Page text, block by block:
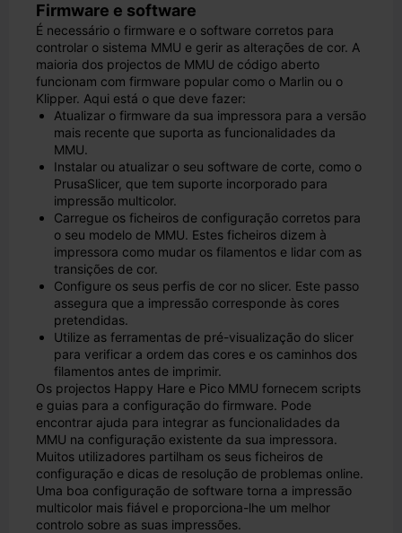
Firmware e software
É necessário o firmware e o software corretos para
controlar o sistema MMU e gerir as alterações de cor. A
maioria dos projectos de MMU de código aberto
funcionam com firmware popular como o Marlin ou o
Klipper. Aqui está o que deve fazer:
Atualizar o firmware da sua impressora para a versão
mais recente que suporta as funcionalidades da
MMU.
Instalar ou atualizar o seu software de corte, como o
PrusaSlicer, que tem suporte incorporado para
impressão multicolor.
Carregue os ficheiros de configuração corretos para
o seu modelo de MMU. Estes ficheiros dizem à
impressora como mudar os filamentos e lidar com as
transições de cor.
Configure os seus perfis de cor no slicer. Este passo
assegura que a impressão corresponde às cores
pretendidas.
Utilize as ferramentas de pré-visualização do slicer
para verificar a ordem das cores e os caminhos dos
filamentos antes de imprimir.
Os projectos Happy Hare e Pico MMU fornecem scripts
e guias para a configuração do firmware. Pode
encontrar ajuda para integrar as funcionalidades da
MMU na configuração existente da sua impressora.
Muitos utilizadores partilham os seus ficheiros de
configuração e dicas de resolução de problemas online.
Uma boa configuração de software torna a impressão
multicolor mais fiável e proporciona-lhe um melhor
controlo sobre as suas impressões.